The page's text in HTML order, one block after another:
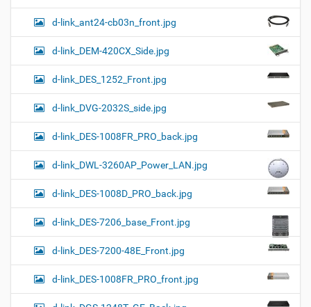
d-link_ant24-cb03n_front.jpg
d-link_DEM-420CX_Side.jpg
d-link_DES_1252_Front.jpg
d-link_DVG-2032S_side.jpg
d-link_DES-1008FR_PRO_back.jpg
d-link_DWL-3260AP_Power_LAN.jpg
d-link_DES-1008D_PRO_back.jpg
d-link_DES-7206_base_Front.jpg
d-link_DES-7200-48E_Front.jpg
d-link_DES-1008FR_PRO_front.jpg